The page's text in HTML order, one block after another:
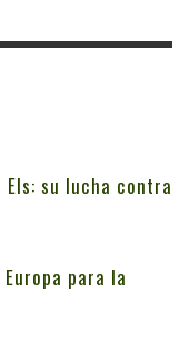
Els: su lucha contra
para la